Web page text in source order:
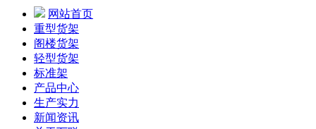
网站首页
重型货架
阁楼货架
轻型货架
标准架
产品中心
生产实力
新闻资讯